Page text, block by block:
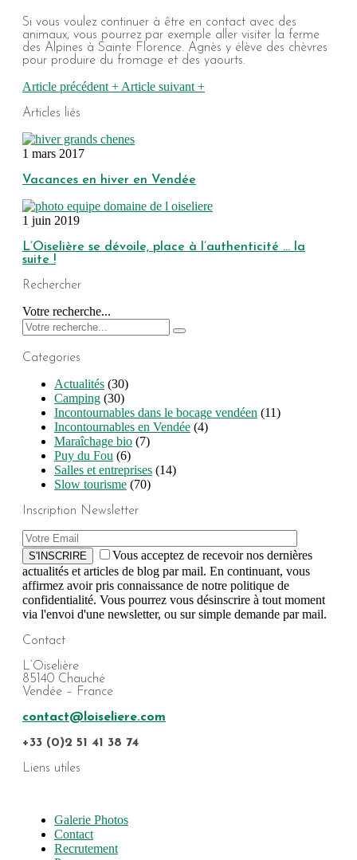
Si vous voulez continuer à être en contact avec des
animaux, vous pourrez par exemple aller visiter la ferme
des Alpines à Sainte Florence. Agnès y élève des chèvres
pour produire du fromage et des yaourts.
Article précédent + Article suivant +
Articles liés
1 mars 2017
Vacances en hiver en Vendée
1 juin 2019
L’Oiselière se dévoile, place à l’authenticité … la
suite !
Rechercher
Votre recherche...
Categories
Actualités (30)
Camping (30)
Incontournables dans le bocage vendéen (11)
Incontournables en Vendée (4)
Maraîchage bio (7)
Puy du Fou (6)
Salles et entreprises (14)
Slow tourisme (70)
Inscription Newsletter
S'INSCRIRE
Vous acceptez de recevoir nos dernières
actualités et articles de blog par mail. En continuant, vous
affirmez avoir pris connaissance de notre politique de
confidentialité. Vous pourrez vous désinscrire à tout moment
via l'envoi d'une newsletter, ou sur simple demande par mail.
Contact
L’Oiselière
85140 Chauché
Vendée – France
contact@loiseliere.com
+33 (0)2 51 41 38 74
Liens utiles
Galerie Photos
Contact
Recrutement